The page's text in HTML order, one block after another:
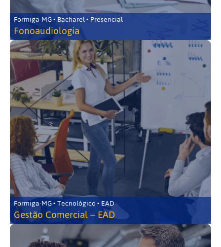
Formiga-MG • Bacharel • Presencial
Fonoaudiologia
Formiga-MG • Tecnológico • EAD
Gestão Comercial – EAD